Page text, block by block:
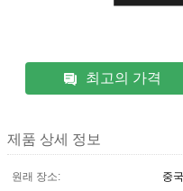
최고의 가격
제품 상세 정보
원래 장소:
중국